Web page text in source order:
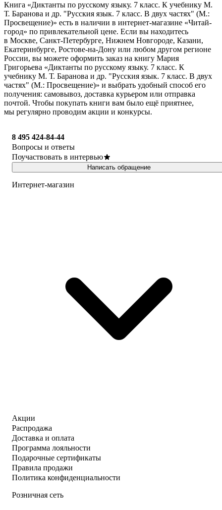
Книга «Диктанты по русскому языку. 7 класс. К учебнику М.
Т. Баранова и др. "Русския язык. 7 класс. В двух частях" (М.:
Просвещение)» есть в наличии в интернет-магазине «Читай-
город» по привлекательной цене. Если вы находитесь
в Москве, Санкт-Петербурге, Нижнем Новгороде, Казани,
Екатеринбурге, Ростове-на-Дону или любом другом регионе
России, вы можете оформить заказ на книгу Мария
Григорьева «Диктанты по русскому языку. 7 класс. К
учебнику М. Т. Баранова и др. "Русския язык. 7 класс. В двух
частях" (М.: Просвещение)» и выбрать удобный способ его
получения: самовывоз, доставка курьером или отправка
почтой. Чтобы покупать книги вам было ещё приятнее,
мы регулярно проводим акции и конкурсы.
8 495 424-84-44
Вопросы и ответы
Поучаствовать в интервью
Написать обращение
Интернет-магазин
Акции
Распродажа
Доставка и оплата
Программа лояльности
Подарочные сертификаты
Правила продажи
Политика конфиденциальности
Розничная сеть